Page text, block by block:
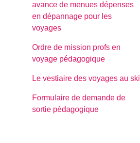
avance de menues dépenses
en dépannage pour les
voyages
Ordre de mission profs en
voyage pédagogique
Le vestiaire des voyages au ski
Formulaire de demande de
sortie pédagogique